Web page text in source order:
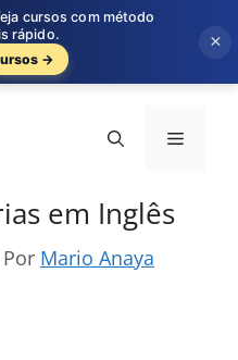
Menu
em Inglês
Por Mario Anaya
cursos com método
rápido.
→
×